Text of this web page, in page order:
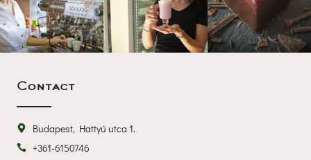
Contact
Budapest, Hattyú utca 1.
+361-6150746